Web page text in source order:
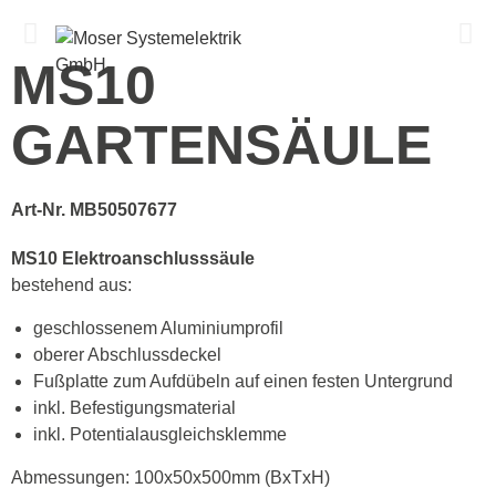
MS10
GARTENSÄULE
Art-Nr. MB50507677
MS10 Elektroanschlusssäule
bestehend aus:
geschlossenem Aluminiumprofil
oberer Abschlussdeckel
Fußplatte zum Aufdübeln auf einen festen Untergrund
inkl. Befestigungsmaterial
inkl. Potentialausgleichsklemme
Abmessungen: 100x50x500mm (BxTxH)